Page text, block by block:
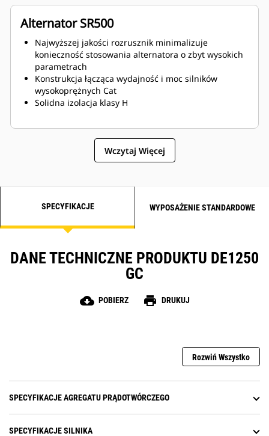
Alternator SR500
Najwyższej jakości rozrusznik minimalizuje
konieczność stosowania alternatora o zbyt wysokich
parametrach
Konstrukcja łącząca wydajność i moc silników
wysokoprężnych Cat
Solidna izolacja klasy H
Wczytaj Więcej
SPECYFIKACJE WYPOSAŻENIE STANDARDOWE
DANE TECHNICZNE PRODUKTU DE1250
GC
cloud_download POBIERZ print DRUKUJ
Rozwiń Wszystko
SPECYFIKACJE AGREGATU PRĄDOTWÓRCZEGO
SPECYFIKACJE SILNIKA